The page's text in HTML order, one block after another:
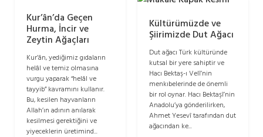
Kur’ân’da Geçen
Hurma, İncir ve
Zeytin Ağaçları
Kur’ân, yediğimiz gıdaların
helâl ve temiz olmasına
vurgu yaparak “helâl ve
tayyib” kavramını kullanır.
Bu, kesilen hayvanların
Allah’ın adının anılarak
kesilmesi gerektiğini ve
yiyeceklerin üretimind...
Kültürümüzde ve
Şiirimizde Dut Ağacı
Dut ağacı Türk kültüründe
kutsal bir yere sahiptir ve
Hacı Bektaş-ı Velî’nin
menkıbelerinde de önemli
bir rol oynar. Hacı Bektaşî’nin
Anadolu’ya gönderilirken,
Ahmet Yesevî tarafından dut
ağacından ke...